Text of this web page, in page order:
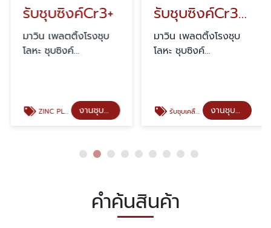
รับชุบซิงค์Cr3+
มาวิน เพลตติ้งโรงชุบ
โลหะ ชุบซิงค์
ZINC PLATING WHITE (ชุบซิงค์สีขาว) งานชุบซิงค์คุณภาพ
รับชุบซิงค์Cr3 รุ้ง
มาวิน เพลตติ้งโรงชุบ
โลหะ ชุบซิงค์
รับชุบเคลือบสีผิวชิ้นงาน Zinc Cr+3 งานชุบซิงค์คุณภาพ
คำค้นสินค้า